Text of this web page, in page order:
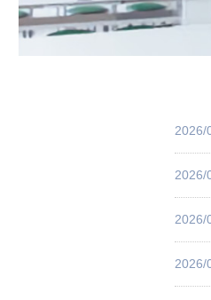
2026/
2026/
2026/
2026/